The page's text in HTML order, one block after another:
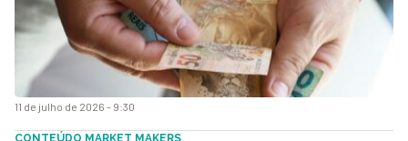
11 de julho de 2026 - 9:30
CONTEÚDO MARKET MAKERS